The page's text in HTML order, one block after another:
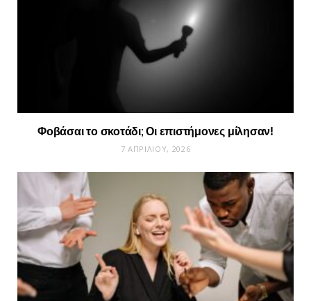
Φοβάσαι το σκοτάδι; Οι επιστήμονες μίλησαν!
7 ΑΠΡΙΛΊΟΥ, 2026